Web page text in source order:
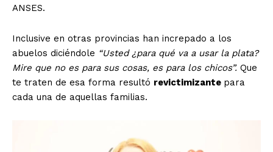
ANSES.
Inclusive en otras provincias han increpado a los
abuelos diciéndole “Usted ¿para qué va a usar la plata?
Mire que no es para sus cosas, es para los chicos”. Que
te traten de esa forma resultó revictimizante para
cada una de aquellas familias.